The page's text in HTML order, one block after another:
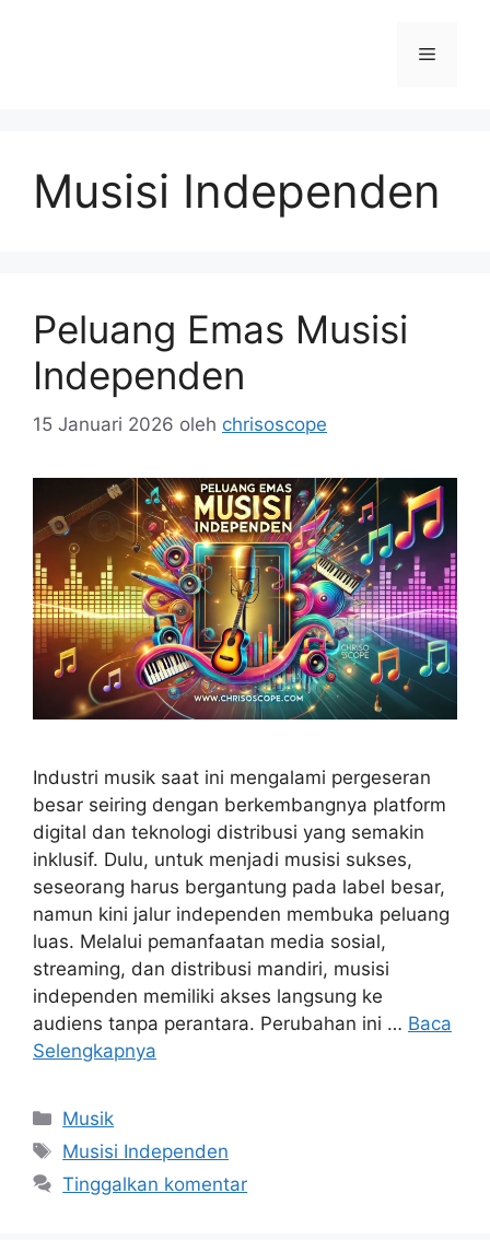
Menu
Musisi Independen
Peluang Emas Musisi
Independen
15 Januari 2026 oleh chrisoscope
Industri musik saat ini mengalami pergeseran
besar seiring dengan berkembangnya platform
digital dan teknologi distribusi yang semakin
inklusif. Dulu, untuk menjadi musisi sukses,
seseorang harus bergantung pada label besar,
namun kini jalur independen membuka peluang
luas. Melalui pemanfaatan media sosial,
streaming, dan distribusi mandiri, musisi
independen memiliki akses langsung ke
audiens tanpa perantara. Perubahan ini … Baca
Selengkapnya
Kategori
Musik
Tag
Musisi Independen
Tinggalkan komentar